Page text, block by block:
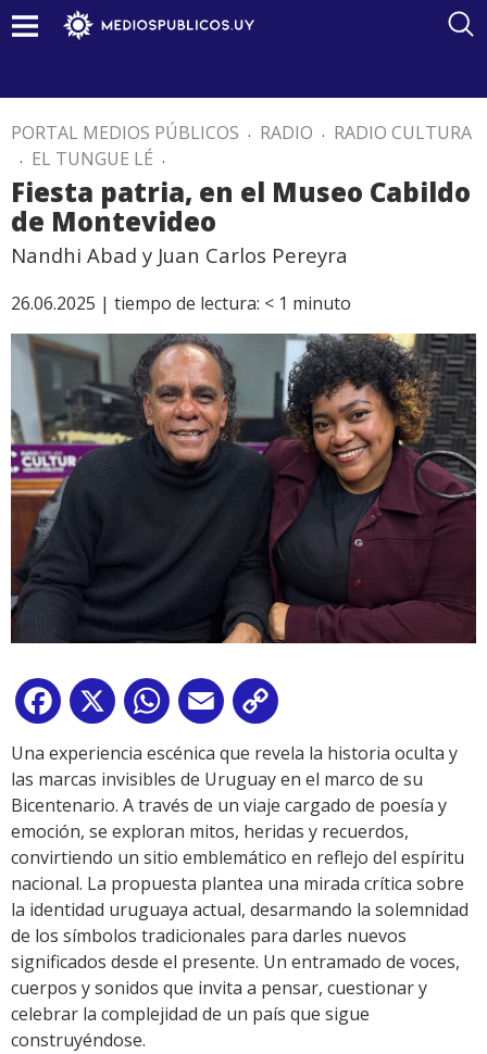
PORTAL MEDIOS PÚBLICOS . RADIO . RADIO CULTURA
. EL TUNGUE LÉ .
Fiesta patria, en el Museo Cabildo
de Montevideo
Nandhi Abad y Juan Carlos Pereyra
26.06.2025 | tiempo de lectura: < 1 minuto
Facebook
X WhatsApp
Email
Link
Una experiencia escénica que revela la historia oculta y
las marcas invisibles de Uruguay en el marco de su
Bicentenario. A través de un viaje cargado de poesía y
emoción, se exploran mitos, heridas y recuerdos,
convirtiendo un sitio emblemático en reflejo del espíritu
nacional. La propuesta plantea una mirada crítica sobre
la identidad uruguaya actual, desarmando la solemnidad
de los símbolos tradicionales para darles nuevos
significados desde el presente. Un entramado de voces,
cuerpos y sonidos que invita a pensar, cuestionar y
celebrar la complejidad de un país que sigue
construyéndose.